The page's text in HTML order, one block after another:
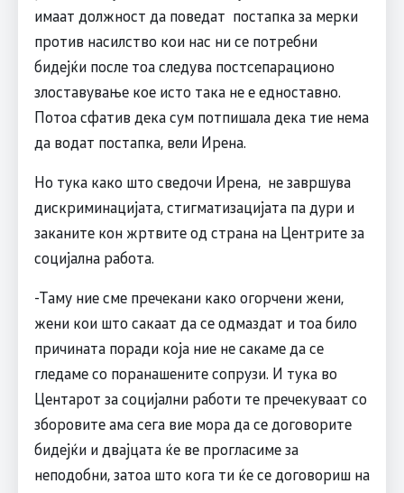
имаат должност да поведат постапка за мерки
против насилство кои нас ни се потребни
бидејќи после тоа следува постсепарационо
злоставување кое исто така не е едноставно.
Потоа сфатив дека сум потпишала дека тие нема
да водат постапка, вели Ирена.
Но тука како што сведочи Ирена, не завршува
дискриминацијата, стигматизацијата па дури и
заканите кон жртвите од страна на Центрите за
социјална работа.
-Таму ние сме пречекани како огорчени жени,
жени кои што сакаат да се одмаздат и тоа било
причината поради која ние не сакаме да се
гледаме со поранашените сопрузи. И тука во
Центарот за социјални работи те пречекуваат со
зборовите ама сега вие мора да се договорите
бидејќи и двајцата ќе ве прогласиме за
неподобни, затоа што кога ти ќе се договориш на